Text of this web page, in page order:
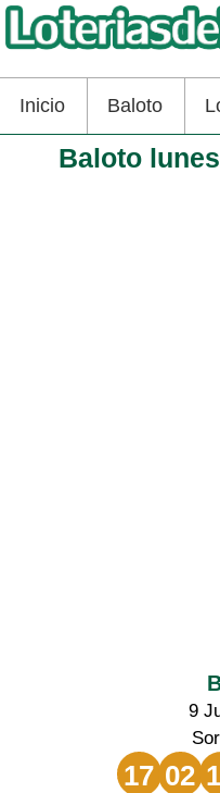
Inicio Baloto
Baloto
9
17 02